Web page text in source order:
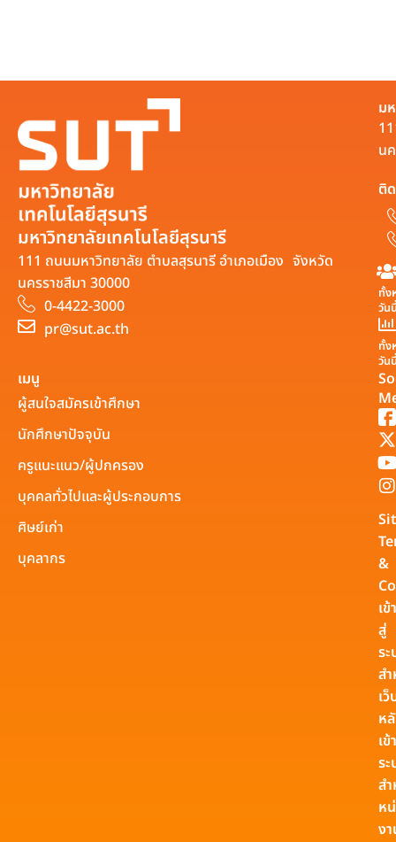
มหาวิทยาลัยเทคโนโลยีสุรนารี
111 ถนนมหาวิทยาลัย ตำบลสุรนารี อำเภอเมือง จังหวัด
นครราชสีมา 30000
0-4422-3000
pr@sut.ac.th
ม
น
ติ
ทั้ง
วัน
ทั้ง
วัน
เมนู
ผู้สนใจสมัครเข้าศึกษา
นักศึกษาปัจจุบัน
ครูแนะแนว/ผู้ปกครอง
บุคคลทั่วไปและผู้ประกอบการ
ศิษย์เก่า
บุคลากร
&
เข้า
สู่
ร
ส
เ
ห
เข้
ร
ส
ห
ง